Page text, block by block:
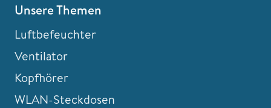
Unsere Themen
Luftbefeuchter
Ventilator
Kopfhörer
WLAN-Steckdosen